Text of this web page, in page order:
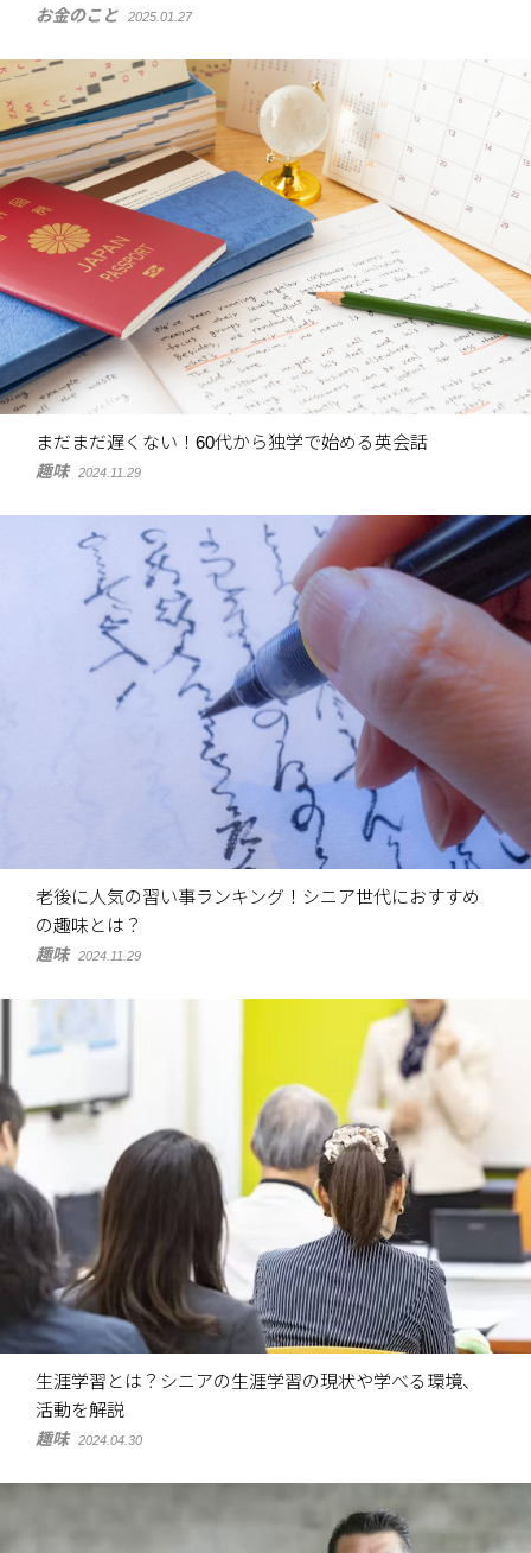
お金のこと 2025.01.27
まだまだ遅くない！60代から独学で始める英会話
趣味 2024.11.29
老後に人気の習い事ランキング！シニア世代におすすめ
の趣味とは？
趣味 2024.11.29
生涯学習とは？シニアの生涯学習の現状や学べる環境、
活動を解説
趣味 2024.04.30